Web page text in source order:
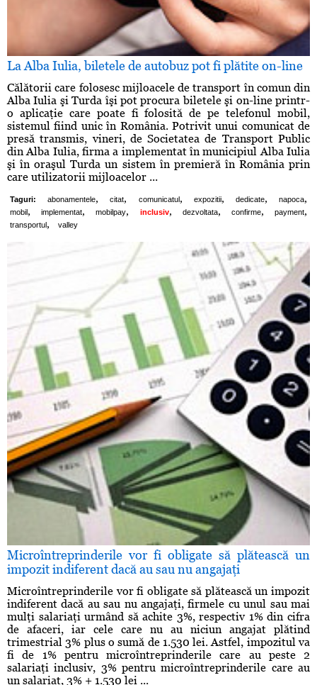
La Alba Iulia, biletele de autobuz pot fi plătite on-line
Călătorii care folosesc mijloacele de transport în comun din
Alba Iulia şi Turda îşi pot procura biletele şi on-line printr-
o aplicaţie care poate fi folosită de pe telefonul mobil,
sistemul fiind unic în România. Potrivit unui comunicat de
presă transmis, vineri, de Societatea de Transport Public
din Alba Iulia, firma a implementat în municipiul Alba Iulia
şi în oraşul Turda un sistem în premieră în România prin
care utilizatorii mijloacelor ...
Taguri: abonamentele, citat, comunicatul, expozitii, dedicate, napoca,
mobil, implementat, mobilpay, inclusiv, dezvoltata, confirme, payment,
transportul, valley
Microîntreprinderile vor fi obligate să plătească un
impozit indiferent dacă au sau nu angajaţi
Microîntreprinderile vor fi obligate să plătească un impozit
indiferent dacă au sau nu angajaţi, firmele cu unul sau mai
mulţi salariaţi urmând să achite 3%, respectiv 1% din cifra
de afaceri, iar cele care nu au niciun angajat plătind
trimestrial 3% plus o sumă de 1.530 lei. Astfel, impozitul va
fi de 1% pentru microîntreprinderile care au peste 2
salariaţi inclusiv, 3% pentru microîntreprinderile care au
un salariat, 3% + 1.530 lei ...